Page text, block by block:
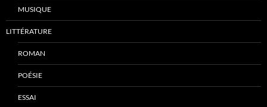
MUSIQUE
LITTÉRATURE
ROMAN
POÉSIE
ESSAI